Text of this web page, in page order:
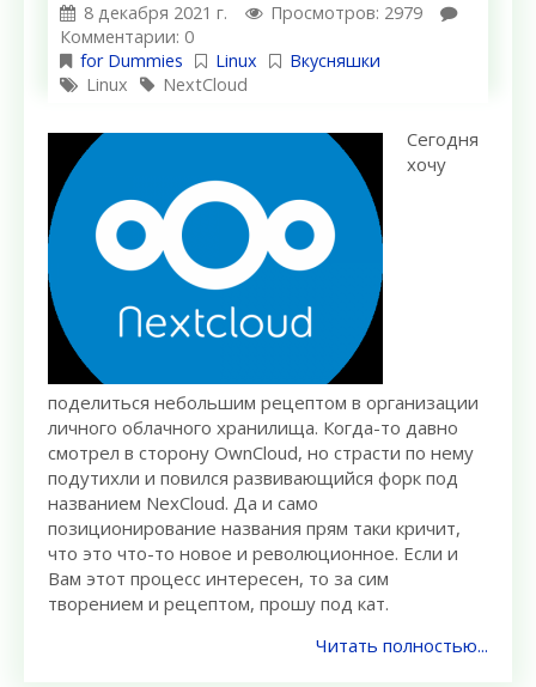
8 декабря 2021 г.
Просмотров: 2979
Комментарии: 0
for Dummies
Linux
Вкусняшки
Linux
NextCloud
Сегодня
хочу
поделиться небольшим рецептом в организации
личного облачного хранилища. Когда-то давно
смотрел в сторону OwnCloud, но страсти по нему
подутихли и повился развивающийся форк под
названием NexCloud. Да и само
позиционирование названия прям таки кричит,
что это что-то новое и революционное. Если и
Вам этот процесс интересен, то за сим
творением и рецептом, прошу под кат.
Читать полностью...